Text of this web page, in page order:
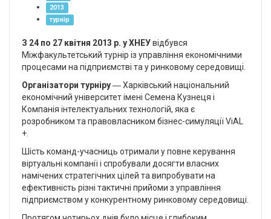
2013
турнір
З 24 по 27 квітня 2013 р. у ХНЕУвідбувся
Міжфакультетський турнір із управління економічними
процесами на підприємстві та у ринковому середовищі.
Організатори турніру― Харківський національний
економічний університет імені Семена Кузнеця і
Компанія інтелектуальних технологій, яка є
розробником та правовласником бізнес-симуляції ViAL
+.
Шість команд-учасниць отримали у повне керування
віртуальні компанії і спробували досягти власних
намічених стратегічних цілей та випробувати на
ефективність різні тактичні прийоми з управління
підприємством у конкурентному ринковому середовищі.